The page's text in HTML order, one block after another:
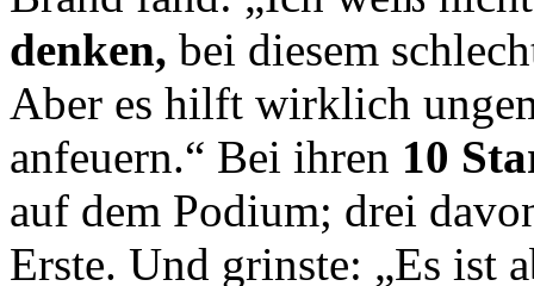
denken, bei diesem
Aber es hilft wirklich
anfeuern.“ Bei ihren 10
auf dem Podium; drei
Erste. Und grinste: „Es ist